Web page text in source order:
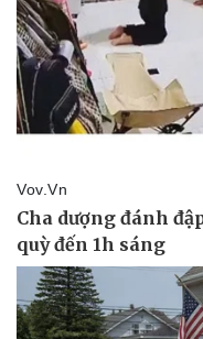
Vụ án
Tin nóng
Tư vấn luật